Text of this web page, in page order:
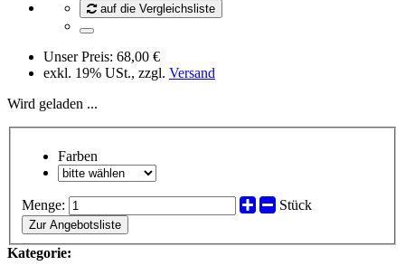
auf die Vergleichsliste
Unser Preis: 68,00 €
exkl. 19% USt., zzgl. Versand
Wird geladen ...
Farben
Menge: Stück
Zur Angebotsliste
Kategorie: